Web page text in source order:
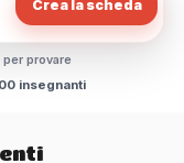
Crea la scheda
provare
insegnanti